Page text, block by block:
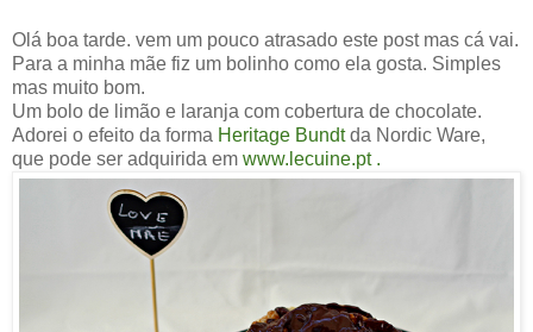
Olá boa tarde. vem um pouco atrasado este post mas cá vai.
Para a minha mãe fiz um bolinho como ela gosta. Simples
mas muito bom.
Um bolo de limão e laranja com cobertura de chocolate.
Adorei o efeito da forma Heritage Bundtda Nordic Ware,
que pode ser adquirida em www.lecuine.pt.